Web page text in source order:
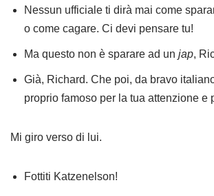
Nessun ufficiale ti dirà mai come
o come cagare. Ci devi pensare tu!
Ma questo non è sparare ad un jap,
Già, Richard. Che poi, da bravo
proprio famoso per la tua attenzione
Mi giro verso di lui.
Fottiti Katzenelson!